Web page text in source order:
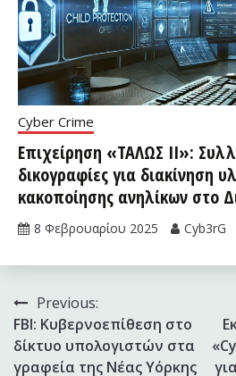
Cyber Crime
Επιχείρηση «ΤΑΛΩΣ II»:
δικογραφίες για διακίνηση
κακοποίησης ανηλίκων στο
8 Φεβρουαρίου 2025 Cyb3rG
Πλοήγηση
άρθρων
Previous:
FBI: Κυβερνοεπίθεση στο
δίκτυο υπολογιστών στα
γραφεία της Νέας Υόρκης